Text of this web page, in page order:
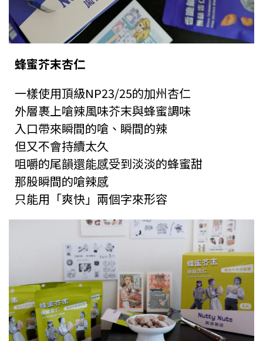
蜂蜜芥末杏仁
一樣使用頂級NP23/25的加州杏仁
外層裹上嗆辣風味芥末與蜂蜜調味
入口帶來瞬間的嗆、瞬間的辣
但又不會持續太久
咀嚼的尾韻還能感受到淡淡的蜂蜜甜
那股瞬間的嗆辣感
只能用「爽快」兩個字來形容